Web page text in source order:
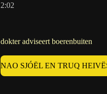
2:02
dokter adviseert boerenbuiten
NAO SJÓËL EN TRUQ